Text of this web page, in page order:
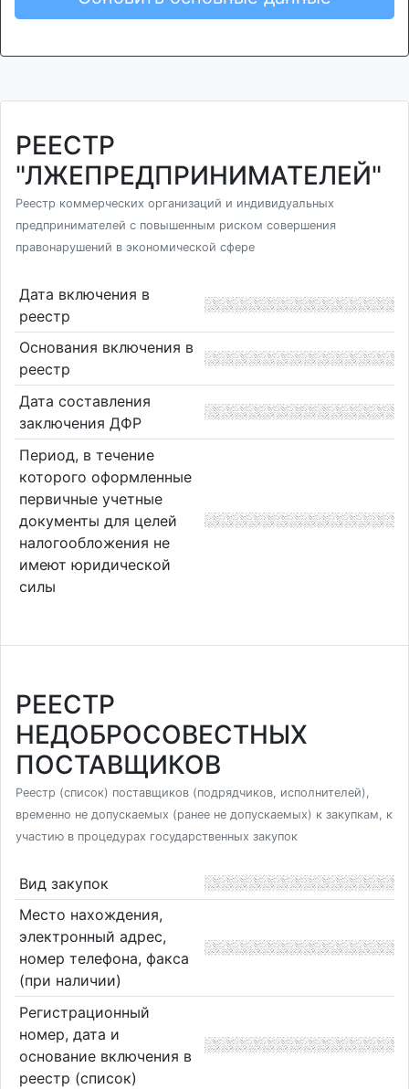
РЕЕСТР
"ЛЖЕПРЕДПРИНИМАТЕЛЕЙ"
Реестр коммерческих организаций и индивидуальных
предпринимателей с повышенным риском совершения
правонарушений в экономической сфере
Дата включения в
реестр
Основания включения в
реестр
Дата составления
заключения ДФР
Период, в течение
которого оформленные
первичные учетные
документы для целей
налогообложения не
имеют юридической
силы
РЕЕСТР
НЕДОБРОСОВЕСТНЫХ
ПОСТАВЩИКОВ
Реестр (список) поставщиков (подрядчиков, исполнителей),
временно не допускаемых (ранее не допускаемых) к закупкам, к
участию в процедурах государственных закупок
Вид закупок
Место нахождения,
электронный адрес,
номер телефона, факса
(при наличии)
Регистрационный
номер, дата и
основание включения в
реестр (список)